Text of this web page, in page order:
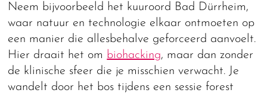
Neem bijvoorbeeld het kuuroord Bad Dürrheim,
waar natuur en technologie elkaar ontmoeten op
een manier die allesbehalve geforceerd aanvoelt.
Hier draait het om biohacking, maar dan zonder
de klinische sfeer die je misschien verwacht. Je
wandelt door het bos tijdens een sessie forest